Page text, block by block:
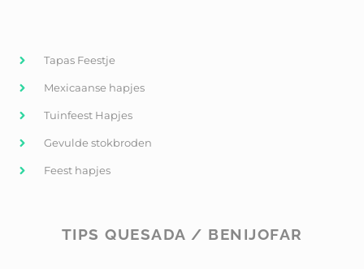
Tapas Feestje
Mexicaanse hapjes
Tuinfeest Hapjes
Gevulde stokbroden
Feest hapjes
TIPS QUESADA / BENIJOFAR